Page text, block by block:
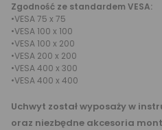
Zgodność ze standardem VESA:
•VESA 75 x 75
•VESA 100 x 100
•VESA 100 x 200
•VESA 200 x 200
•VESA 400 x 300
•VESA 400 x 400
Uchwyt został wyposaży w
oraz niezbędne akcesoria